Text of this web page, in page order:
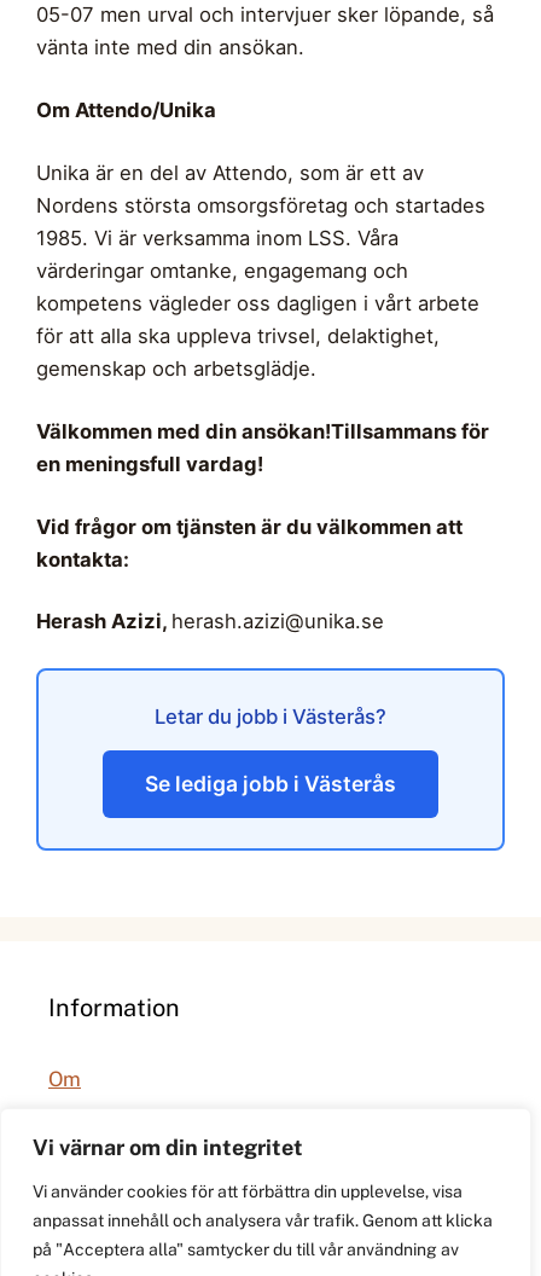
Vi värnar om din integritet
Vi använder cookies för att förbättra din upplevelse, visa
anpassat innehåll och analysera vår trafik. Genom att klicka
på "Acceptera alla" samtycker du till vår användning av
05-07 men urval och intervjuer sker löpande, så
vänta inte med din ansökan.
Om Attendo/Unika
Unika är en del av Attendo, som är ett av
Nordens största omsorgsföretag och startades
1985. Vi är verksamma inom LSS. Våra
värderingar omtanke, engagemang och
kompetens vägleder oss dagligen i vårt arbete
för att alla ska uppleva trivsel, delaktighet,
gemenskap och arbetsglädje.
Välkommen med din ansökan!Tillsammans för
en meningsfull vardag!
Vid frågor om tjänsten är du välkommen att
kontakta:
Herash Azizi, herash.azizi@unika.se
Letar du jobb i Västerås?
Se lediga jobb i Västerås
Information
Om